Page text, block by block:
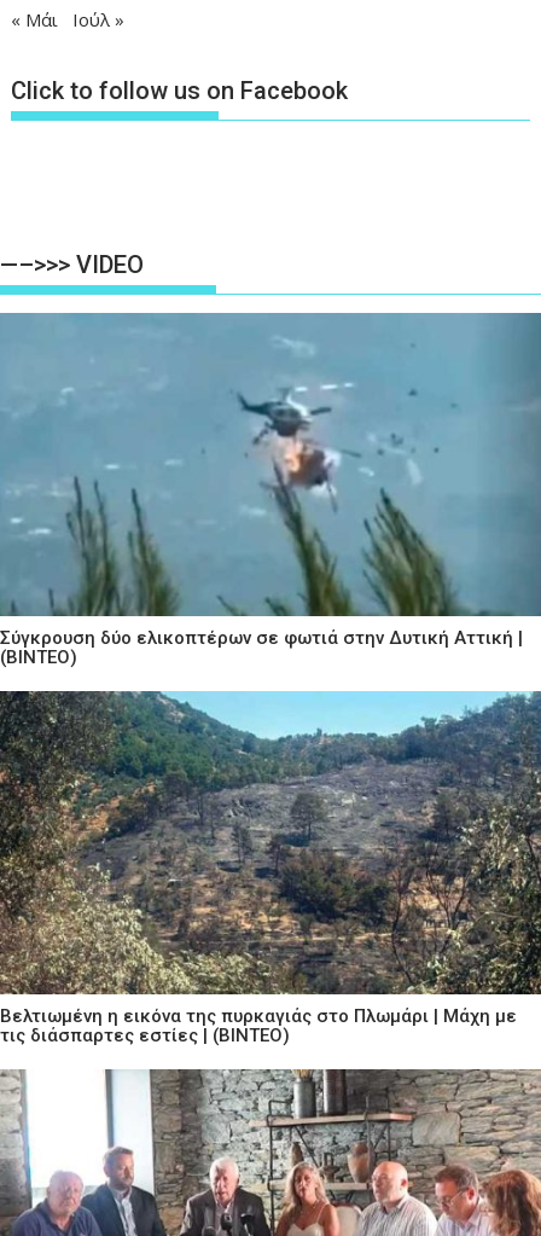
« Μάι Ιούλ »
Click to follow us on Facebook
—–>>> VIDEO
Σύγκρουση δύο ελικοπτέρων σε φωτιά στην Δυτική Αττική |
(ΒΙΝΤΕΟ)
Βελτιωμένη η εικόνα της πυρκαγιάς στο Πλωμάρι | Μάχη με
τις διάσπαρτες εστίες | (ΒΙΝΤΕΟ)